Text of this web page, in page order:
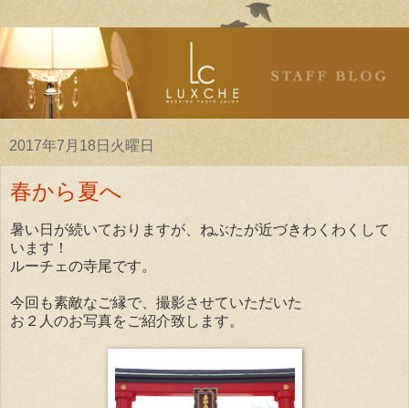
2017年7月18日火曜日
春から夏へ
暑い日が続いておりますが、ねぶたが近づきわくわくして
います！
ルーチェの寺尾です。
今回も素敵なご縁で、撮影させていただいた
お２人のお写真をご紹介致します。